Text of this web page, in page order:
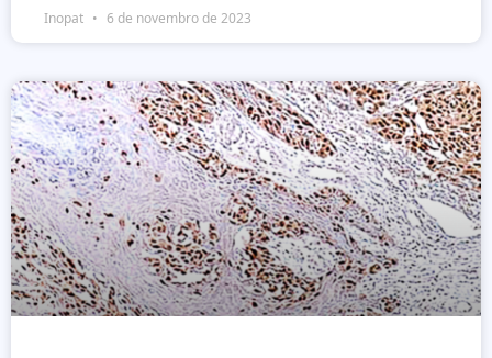
Inopat 6 de novembro de 2023